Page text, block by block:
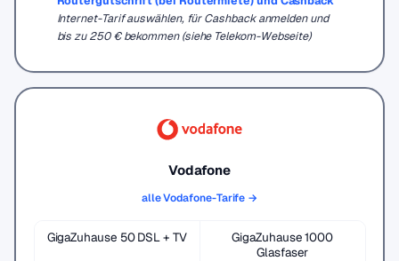
Internet-Tarif auswählen, für Cashback anmelden und
bis zu 250 € bekommen (siehe Telekom-Webseite)
Vodafone
alle Vodafone-Tarife →
GigaZuhause 50 DSL + TV
GigaZuhause 1000
Glasfaser